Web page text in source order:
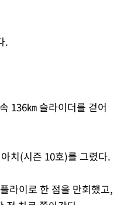
.
136㎞ 슬라이더를 걷어
치(시즌 10호)를 그렸다.
라이로 한 점을 만회했고,